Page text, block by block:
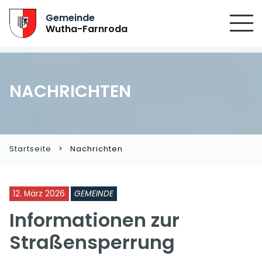
Gemeinde
Wutha-Farnroda
NACHRICHTEN
Startseite Nachrichten
12. März 2026 GEMEINDE
Informationen zur
Straßensperrung